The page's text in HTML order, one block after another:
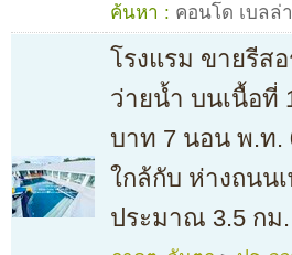
ค้นหา : คอนโด เบลล่
โรงแรม ขายรีส
ว่ายน้ำ บนเนื้อที่
บาท 7 นอน พ.ท.
ใกล้กับ ห่างถนน
ประมาณ 3.5 กม